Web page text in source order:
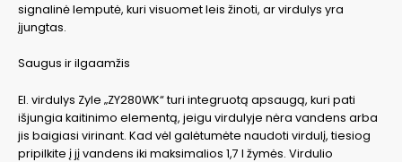
signalinė lemputė, kuri visuomet leis žinoti, ar virdulys yra
įjungtas.
Saugus ir ilgaamžis
El. virdulys Zyle „ZY280WK“ turi integruotą apsaugą, kuri pati
išjungia kaitinimo elementą, jeigu virdulyje nėra vandens arba
jis baigiasi virinant. Kad vėl galėtumėte naudoti virdulį, tiesiog
pripilkite į jį vandens iki maksimalios 1,7 l žymės. Virdulio